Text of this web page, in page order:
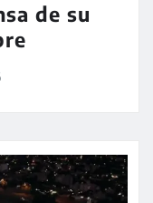
de su